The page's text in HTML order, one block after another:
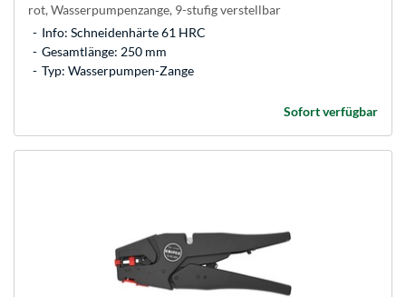
rot, Wasserpumpenzange, 9-stufig verstellbar
Info: Schneidenhärte 61 HRC
Gesamtlänge: 250 mm
Typ: Wasserpumpen-Zange
Sofort verfügbar